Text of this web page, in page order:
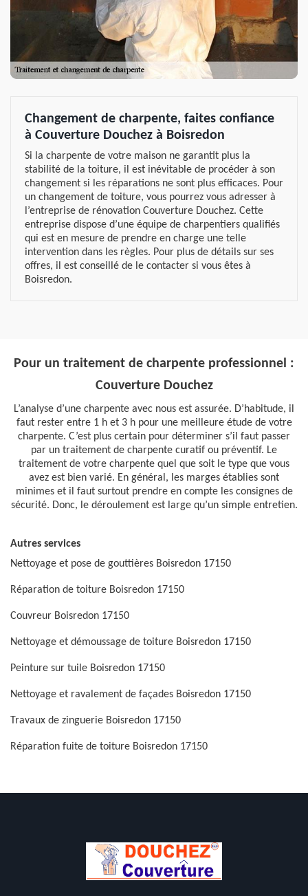
Changement de charpente, faites confiance
à Couverture Douchez à Boisredon
Si la charpente de votre maison ne garantit plus la
stabilité de la toiture, il est inévitable de procéder à son
changement si les réparations ne sont plus efficaces. Pour
un changement de toiture, vous pourrez vous adresser à
l’entreprise de rénovation Couverture Douchez. Cette
entreprise dispose d’une équipe de charpentiers qualifiés
qui est en mesure de prendre en charge une telle
intervention dans les règles. Pour plus de détails sur ses
offres, il est conseillé de le contacter si vous êtes à
Boisredon.
Pour un traitement de charpente professionnel :
Couverture Douchez
L’analyse d’une charpente avec nous est assurée. D’habitude, il
faut rester entre 1 h et 3 h pour une meilleure étude de votre
charpente. C’est plus certain pour déterminer s’il faut passer
par un traitement de charpente curatif ou préventif. Le
traitement de votre charpente quel que soit le type que vous
avez est bien varié. En général, les marges établies sont
minimes et il faut surtout prendre en compte les consignes de
sécurité. Donc, le déroulement est large qu’un simple entretien.
Autres services
Nettoyage et pose de gouttières Boisredon 17150
Réparation de toiture Boisredon 17150
Couvreur Boisredon 17150
Nettoyage et démoussage de toiture Boisredon 17150
Peinture sur tuile Boisredon 17150
Nettoyage et ravalement de façades Boisredon 17150
Travaux de zinguerie Boisredon 17150
Réparation fuite de toiture Boisredon 17150